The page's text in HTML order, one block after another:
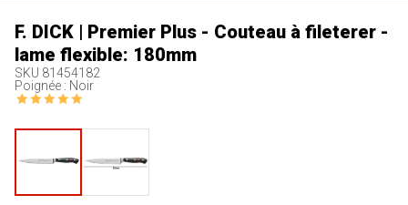
F. DICK | Premier Plus - Couteau à fileterer -
lame flexible: 180mm
SKU 81454182
Poignée : Noir